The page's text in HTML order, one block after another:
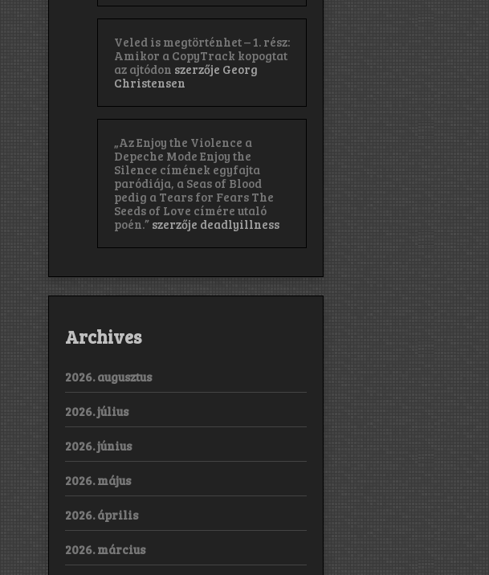
Veled is megtörténhet – 1. rész:
Amikor a CopyTrack kopogtat
az ajtódon szerzője Georg
Christensen
„Az Enjoy the Violence a
Depeche Mode Enjoy the
Silence címének egyfajta
paródiája, a Seas of Blood
pedig a Tears for Fears The
Seeds of Love címére utaló
poén.” szerzője deadlyillness
Archives
2026. augusztus
2026. július
2026. június
2026. május
2026. április
2026. március